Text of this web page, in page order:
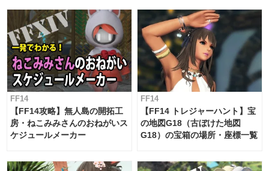
FF14
【FF14攻略】無人島の開拓工
房・ねこみみさんのおねがいス
ケジュールメーカー
FF14
【FF14 トレジャーハント】宝
の地図G18（古ぼけた地図
G18）の宝箱の場所・座標一覧